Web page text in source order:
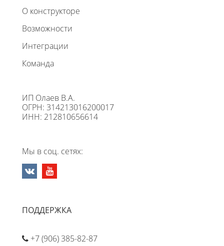
О конструкторе
Возможности
Интеграции
Команда
ИП Олаев В.А.
ОГРН: 314213016200017
ИНН: 212810656614
Мы в соц. сетях:
ПОДДЕРЖКА
+7 (906) 385-82-87